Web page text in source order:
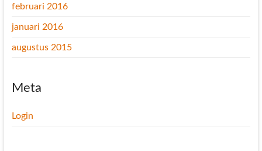
februari 2016
januari 2016
augustus 2015
Meta
Login